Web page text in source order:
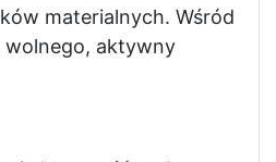
materialnych. Wśród
wolnego, aktywny